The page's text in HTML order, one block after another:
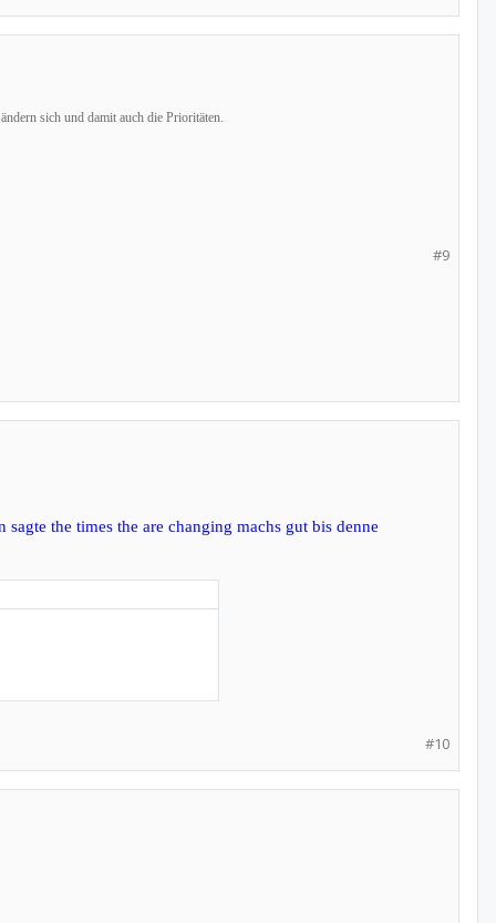
sich und damit auch die Prioritäten.
#9
the times the are changing machs gut bis denne
#10